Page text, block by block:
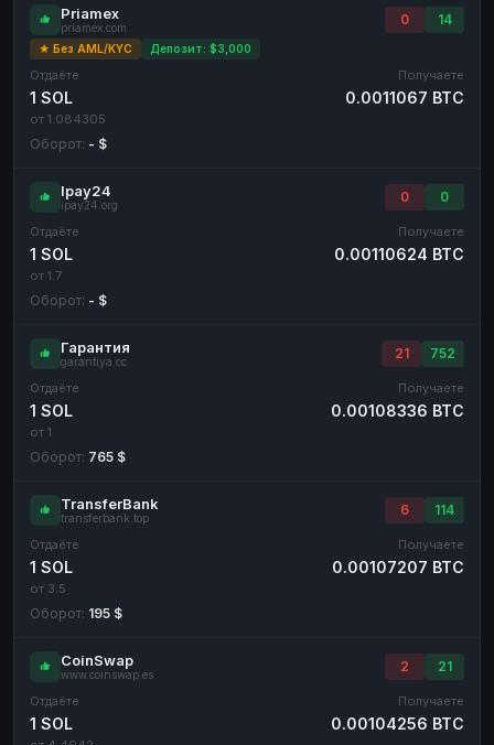
Priamex
priamex.com
0 14
★ Без AML/KYC Депозит: $3,000
Отдаёте
1 SOL
от 1.084305
Получаете
0.0011067 BTC
Оборот: - $
Ipay24
ipay24.org
0 0
Отдаёте
1 SOL
от 1.7
Получаете
0.00110624 BTC
Оборот: - $
Гарантия
garantiya.cc
21 752
Отдаёте
1 SOL
от 1
Получаете
0.00108336 BTC
Оборот: 765 $
TransferBank
transferbank.top
6 114
Отдаёте
1 SOL
от 3.5
Получаете
0.00107207 BTC
Оборот: 195 $
CoinSwap
www.coinswap.es
2 21
Отдаёте
1 SOL
Получаете
0.00104256 BTC